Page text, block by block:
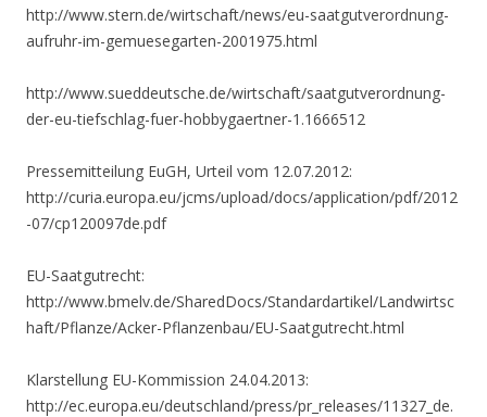
http://www.stern.de/wirtschaft/news/eu-saatgutverordnung-
aufruhr-im-gemuesegarten-2001975.html
http://www.sueddeutsche.de/wirtschaft/saatgutverordnung-
der-eu-tiefschlag-fuer-hobbygaertner-1.1666512
Pressemitteilung EuGH, Urteil vom 12.07.2012:
http://curia.europa.eu/jcms/upload/docs/application/pdf/2012
-07/cp120097de.pdf
EU-Saatgutrecht:
http://www.bmelv.de/SharedDocs/Standardartikel/Landwirtsc
haft/Pflanze/Acker-Pflanzenbau/EU-Saatgutrecht.html
Klarstellung EU-Kommission 24.04.2013:
http://ec.europa.eu/deutschland/press/pr_releases/11327_de.